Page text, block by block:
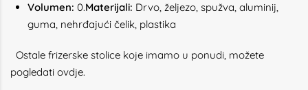
Volumen: 0.Materijali: Drvo, željezo, spužva, aluminij,
guma, nehrđajući čelik, plastika
Ostale frizerske stolice koje imamo u ponudi, možete
pogledati ovdje.